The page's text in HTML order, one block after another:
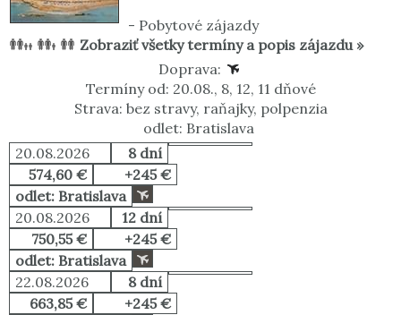
- Pobytové zájazdy
Zobraziť všetky termíny a popis zájazdu »
Doprava:
Termíny od: 20.08., 8, 12, 11 dňové
Strava: bez stravy, raňajky, polpenzia
odlet: Bratislava
20.08.2026
8 dní
574,60 €
+245 €
odlet: Bratislava
20.08.2026
12 dní
750,55 €
+245 €
odlet: Bratislava
22.08.2026
8 dní
663,85 €
+245 €